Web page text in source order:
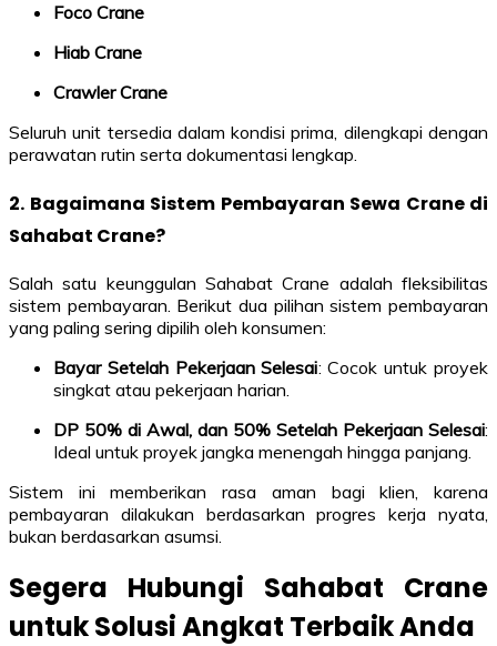
Foco Crane
Hiab Crane
Crawler Crane
Seluruh unit tersedia dalam kondisi prima, dilengkapi dengan
perawatan rutin serta dokumentasi lengkap.
2. Bagaimana Sistem Pembayaran Sewa Crane di
Sahabat Crane?
Salah satu keunggulan Sahabat Crane adalah fleksibilitas
sistem pembayaran. Berikut dua pilihan sistem pembayaran
yang paling sering dipilih oleh konsumen:
Bayar Setelah Pekerjaan Selesai: Cocok untuk proyek
singkat atau pekerjaan harian.
DP 50% di Awal, dan 50% Setelah Pekerjaan Selesai:
Ideal untuk proyek jangka menengah hingga panjang.
Sistem ini memberikan rasa aman bagi klien, karena
pembayaran dilakukan berdasarkan progres kerja nyata,
bukan berdasarkan asumsi.
Segera Hubungi Sahabat Crane
untuk Solusi Angkat Terbaik Anda